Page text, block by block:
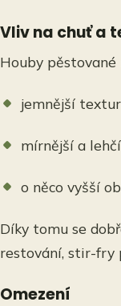
Vliv na chuť a
Houby pěstované
jemnější
mírnější a
o něco vyšší
Díky tomu se
restování, stir-fry
Omezení